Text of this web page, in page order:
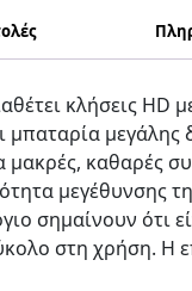
κλήσεις HD
μπαταρία μεγάλης
μακρές, καθαρές
μεγέθυνσης
σημαίνουν ότι
στη χρήση. Η